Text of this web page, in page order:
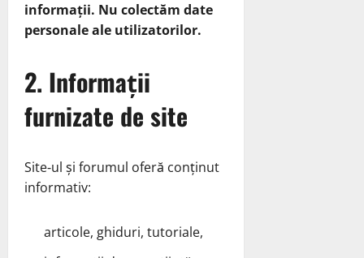
informații. Nu colectăm date
personale ale utilizatorilor.
2. Informații
furnizate de site
Site‑ul și forumul oferă conținut
informativ:
articole, ghiduri, tutoriale,